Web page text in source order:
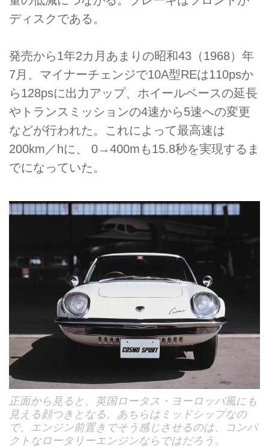
ディスクである。
発売から1年2カ月あまりの昭和43（1968）年
7月、マイナーチェンジで10A型REは110psか
ら128psに出力アップ、ホイールベースの延長
やトランスミッションの4速から5速への変更
などが行われた。これによって最高速は
200km／hに、 0→400mも15.8秒を実現するま
でになっていた。
正面から見ると、英国ロータス・ヨーロッパ風にも
見える顔つきとなる。あちらはミッドシップなの
で、エンジン前置きでそう感じさせるのは、コンパ
クトなロータリーエンジンならではだろう。